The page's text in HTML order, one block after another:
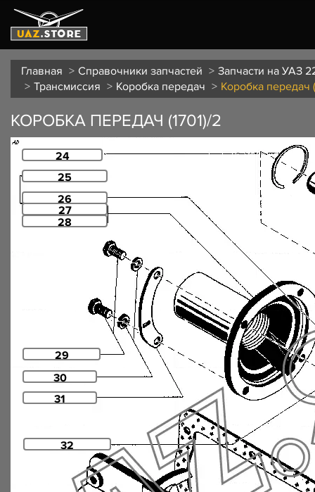
Главная Справочники запчастей
Запчасти на УАЗ
Трансмиссия
Коробка передач Коробка передач
КОРОБКА ПЕРЕДАЧ (1701)/2
24
25
26
27
28
29
30
31
32